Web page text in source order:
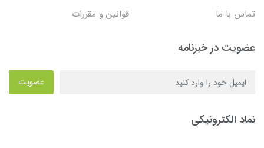
تماس با ما
قوانین و مقررات
عضویت در خبرنامه
عضویت
نماد الکترونیکی